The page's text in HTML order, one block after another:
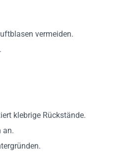
vermeiden.
klebrige Rückstände.